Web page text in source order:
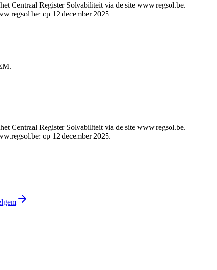
Centraal Register Solvabiliteit via de site www.regsol.be.
op 12 december 2025.
Centraal Register Solvabiliteit via de site www.regsol.be.
op 12 december 2025.